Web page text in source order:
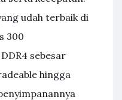
udah terbaik di
300
sebesar
hingga